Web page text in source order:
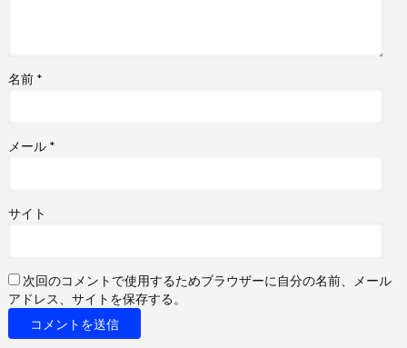
名前 *
メール *
サイト
次回のコメントで使用するためブラウザーに自分の名前、メール
アドレス、サイトを保存する。